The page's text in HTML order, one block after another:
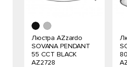
Люстра AZzardo
SOVANA PENDANT
55 CCT BLACK
AZ2728